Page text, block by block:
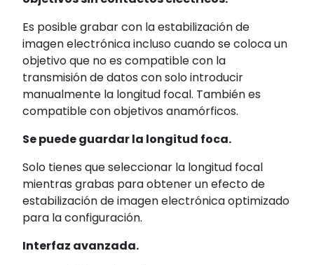
Es posible grabar con la estabilización de
imagen electrónica incluso cuando se coloca un
objetivo que no es compatible con la
transmisión de datos con solo introducir
manualmente la longitud focal. También es
compatible con objetivos anamórficos.
Se puede guardar la longitud foca.
Solo tienes que seleccionar la longitud focal
mientras grabas para obtener un efecto de
estabilización de imagen electrónica optimizado
para la configuración.
Interfaz avanzada.